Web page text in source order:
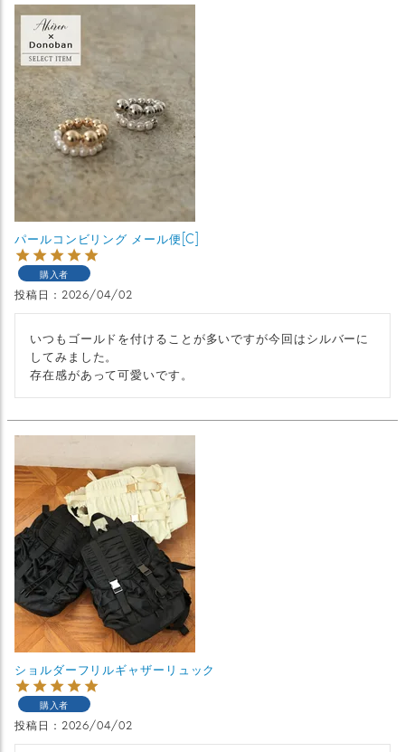
パールコンビリング メール便[C]
購入者
投稿日 2026/04/02
いつもゴールドを付けることが多いですが今回はシルバーに
してみました。
存在感があって可愛いです。
ショルダーフリルギャザーリュック
購入者
投稿日 2026/04/02